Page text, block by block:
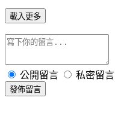
載入更多
公開留言 私密留言
發佈留言